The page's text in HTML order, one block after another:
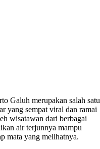
Galuh merupakan salah satu
yang sempat viral dan ramai
wisatawan dari berbagai
air terjunnya mampu
mata yang melihatnya.